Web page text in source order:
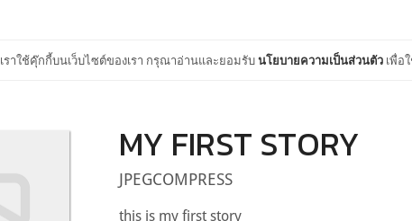
เราใช้คุ๊กกี้บนเว็บไซต์ของเรา กรุณาอ่านและยอมรับนโยบายความเป็นส่วนตัว เพื่อ
MY FIRST STORY
JPEGCOMPRESS
this is my first story